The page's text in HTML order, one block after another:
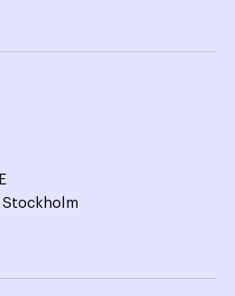
Stockholm